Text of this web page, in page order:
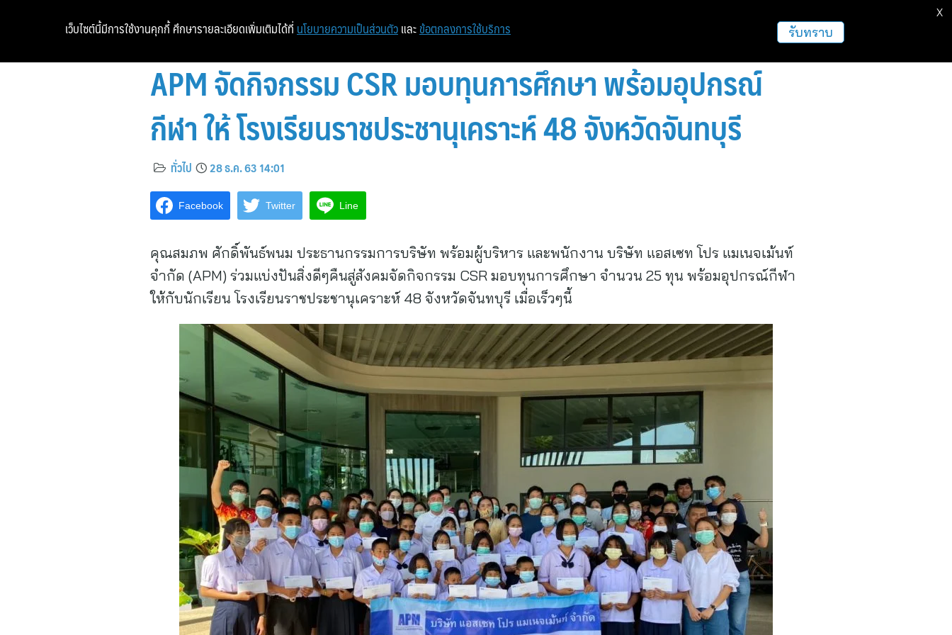
APM จัดกิจกรรม CSR มอบทุนการศึกษา พร้อมอุปกรณ์
กีฬา ให้ โรงเรียนราชประชานุเคราะห์ 48 จังหวัดจันทบุรี
ทั่วไป 28 ธ.ค. 63 14:01
Facebook Twitter Line
คุณสมภพ ศักดิ์พันธ์พนม ประธานกรรมการบริษัท พร้อมผู้บริหาร และพนักงาน บริษัท แอสเซท โปร แมเนจเม้นท์
จำกัด (APM) ร่วมแบ่งปันสิ่งดีๆคืนสู่สังคมจัดกิจกรรม CSR มอบทุนการศึกษา จำนวน 25 ทุน พร้อมอุปกรณ์กีฬา
ให้กับนักเรียน โรงเรียนราชประชานุเคราะห์ 48 จังหวัดจันทบุรี เมื่อเร็วๆนี้
เว็บไซต์นี้มีการใช้งานคุกกี้ ศึกษารายละเอียดเพิ่มเติมได้ที่ นโยบายความเป็นส่วนตัว และ ข้อตกลงการใช้บริการ รับทราบ
X